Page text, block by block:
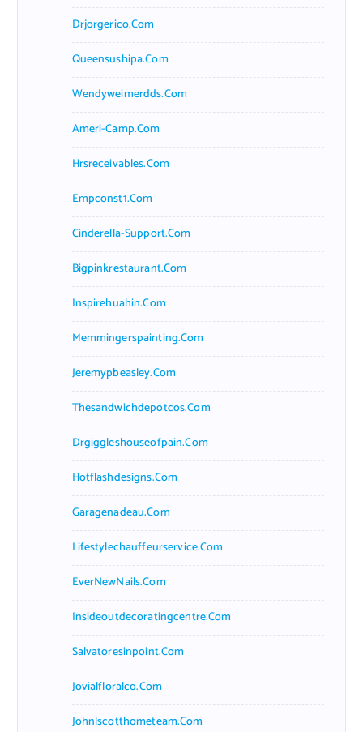
Drjorgerico.com
Queensushipa.com
Wendyweimerdds.com
Ameri-Camp.com
Hrsreceivables.com
Empconst1.com
Cinderella-Support.com
Bigpinkrestaurant.com
Inspirehuahin.com
Memmingerspainting.com
Jeremypbeasley.com
Thesandwichdepotcos.com
Drgiggleshouseofpain.com
Hotflashdesigns.com
Garagenadeau.com
Lifestylechauffeurservice.com
EverNewNails.com
Insideoutdecoratingcentre.com
Salvatoresinpoint.com
Jovialfloralco.com
Johnlscotthometeam.com